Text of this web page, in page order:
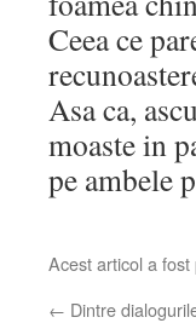
Ceea ce
Asa ca,
moaste in
pe ambele
Acest articol a fost
← Dintre